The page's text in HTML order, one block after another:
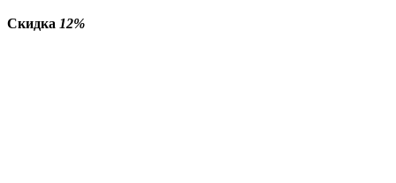
Скидка 12%